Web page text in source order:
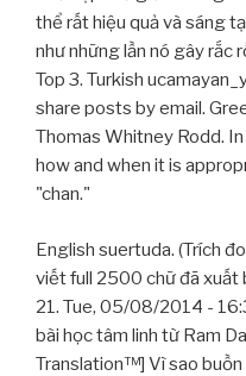
thể rất hiệu quả và sáng
như những lần nó gây rắc
Top 3. Turkish
share posts by email.
Thomas Whitney Rodd.
how and when it is
"chan."
English suertuda. (Trích
viết full 2500 chữ đã xuất
21. Tue, 05/08/2014 -
bài học tâm linh từ Ram
Translation™] Vì sao buồn